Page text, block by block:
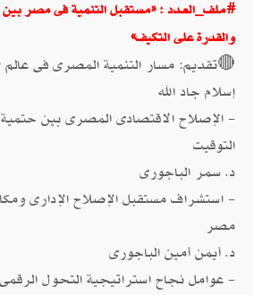
#ملف_العـدد : «مستقبل التنمية فى مصر
والقدرة على التكيف»
🔴تقديم: مسار التنمية المصرى فى عالم
إسلام جاد الله
- الإصلاح الاقتصادى المصرى بين
التوقيت
د. سمر الباجورى
- استشراف مستقبل الإصلاح الإدارى
مصر
د. أيمن أمين الباجورى
- عوامل نجاح استراتيجية التحول